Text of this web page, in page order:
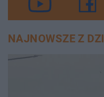
NAJNOWSZE Z